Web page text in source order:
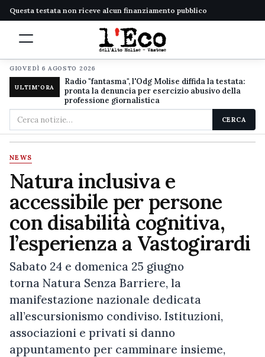
Questa testata non riceve alcun finanziamento pubblico
GIOVEDÌ 6 AGOSTO 2026
ULTIM'ORA
Radio "fantasma", l'Odg Molise diffida la testata:
pronta la denuncia per esercizio abusivo della
professione giornalistica
Cerca
nel
sito
CERCA
NEWS
Natura inclusiva e
accessibile per persone
con disabilità cognitiva,
l’esperienza a Vastogirardi
Sabato 24 e domenica 25 giugno
torna Natura Senza Barriere, la
manifestazione nazionale dedicata
all’escursionismo condiviso. Istituzioni,
associazioni e privati si danno
appuntamento per camminare insieme,